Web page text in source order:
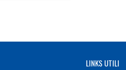
LINKS UTILI